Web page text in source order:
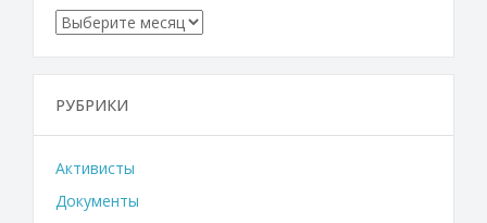
Архивы
РУБРИКИ
Активисты
Документы